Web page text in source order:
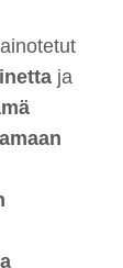
ja